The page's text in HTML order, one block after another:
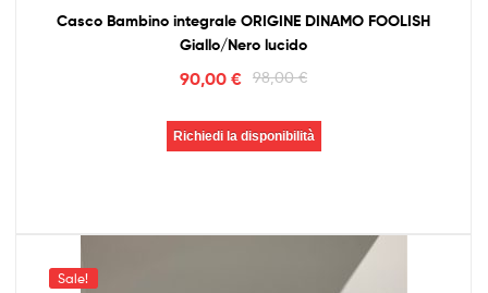
Casco Bambino integrale ORIGINE DINAMO FOOLISH
Giallo/Nero lucido
98,00€
90,00€
Richiedi la disponibilità
Sale!